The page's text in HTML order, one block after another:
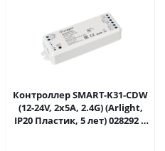
Контроллер SMART-K31-CDW
(12-24V, 2x5A, 2.4G) (Arlight,
IP20 Пластик, 5 лет) 028292 в